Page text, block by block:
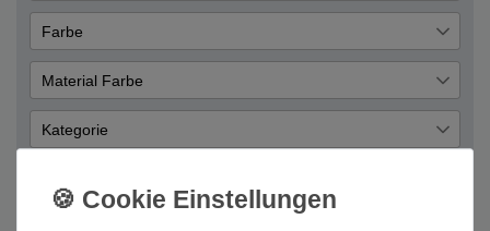
Anker
Farbe
Blau
Material Farbe
Gold
Kategorie